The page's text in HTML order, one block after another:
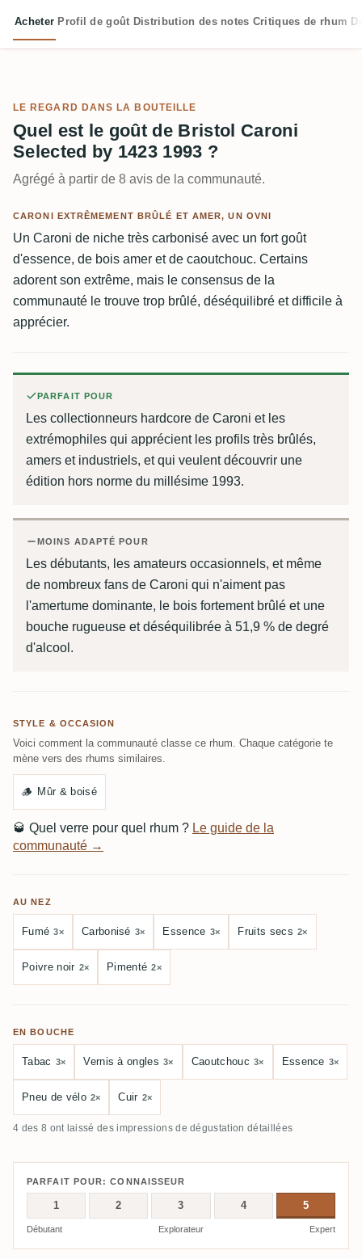
Acheter Profil de goût Distribution des notes Critiques de rhum
LE REGARD DANS LA BOUTEILLE
Quel est le goût de Bristol Caroni
Selected by 1423 1993 ?
Agrégé à partir de 8 avis de la communauté.
CARONI EXTRÊMEMENT BRÛLÉ ET AMER, UN OVNI
Un Caroni de niche très carbonisé avec un fort goût
d'essence, de bois amer et de caoutchouc. Certains
adorent son extrême, mais le consensus de la
communauté le trouve trop brûlé, déséquilibré et difficile à
apprécier.
PARFAIT POUR
Les collectionneurs hardcore de Caroni et les
extrémophiles qui apprécient les profils très brûlés,
amers et industriels, et qui veulent découvrir une
édition hors norme du millésime 1993.
MOINS ADAPTÉ POUR
Les débutants, les amateurs occasionnels, et même
de nombreux fans de Caroni qui n'aiment pas
l'amertume dominante, le bois fortement brûlé et une
bouche rugueuse et déséquilibrée à 51,9 % de degré
d'alcool.
STYLE & OCCASION
Voici comment la communauté classe ce rhum. Chaque catégorie te
mène vers des rhums similaires.
🪵 Mûr & boisé
🥃 Quel verre pour quel rhum ? Le guide de la
communauté →
AU NEZ
Fumé 3× Carbonisé 3× Essence 3× Fruits secs 2×
Poivre noir 2× Pimenté 2×
EN BOUCHE
Tabac 3× Vernis à ongles 3× Caoutchouc 3× Essence 3×
Pneu de vélo 2× Cuir 2×
4 des 8 ont laissé des impressions de dégustation détaillées
PARFAIT POUR: CONNAISSEUR
1 2 3 4 5
Débutant Explorateur Expert